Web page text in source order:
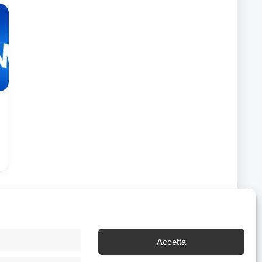
Accetta